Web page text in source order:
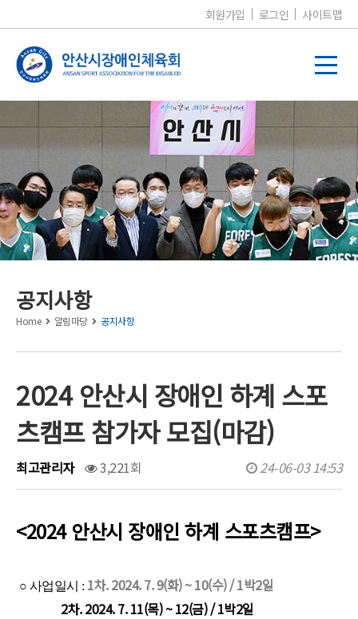
회원가입 로그인 사이트맵
알림마당
공지사항
행사/대회일정
문서자료실
보도자료
유튜브영상
공지사항
Home 알림마당 공지사항
2024 안산시 장애인 하계 스포
츠캠프 참가자 모집(마감)
최고관리자 3,221회 24-06-03 14:53
<2024 안산시 장애인 하계 스포츠캠프>
​ ○ 사업일시 : 1차. 2024. 7. 9(화) ~ 10(수) / 1박2일​
2차. 2024. 7. 11(목) ~ 12(금) / 1박2일